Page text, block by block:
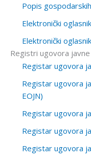
Popis
Elektronički
Elektronički
Registri ugovora
Registar ugovora
Registar ugovora
EOJN)
Registar ugovora
Registar ugovora
Registar ugovora